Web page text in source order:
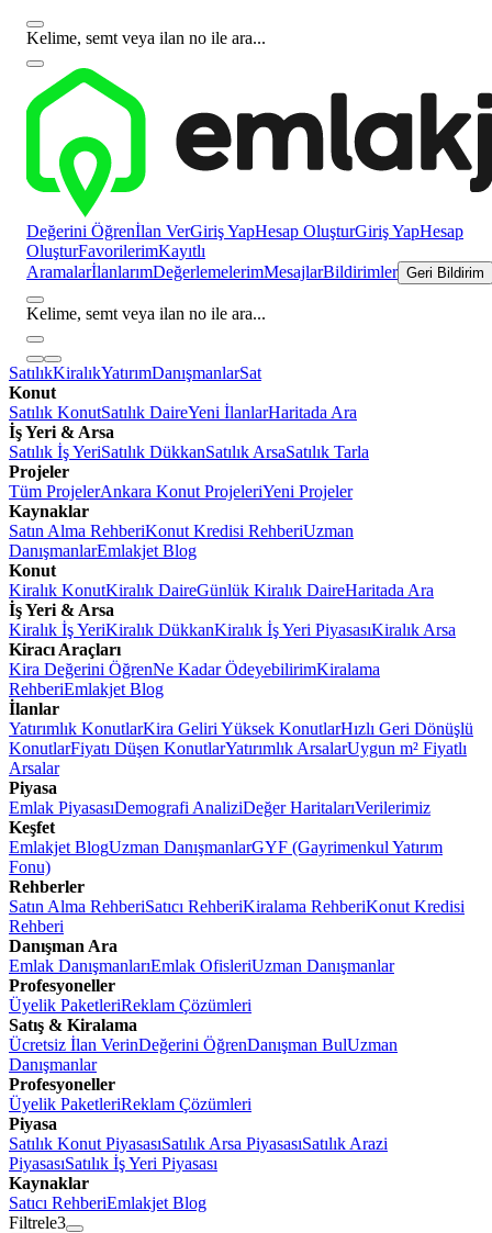
Kelime, semt veya ilan no ile ara...
Değerini Öğrenİlan VerGiriş YapHesap OluşturGiriş YapHesap
OluşturFavorilerimKayıtlı
AramalarİlanlarımDeğerlemelerimMesajlarBildirimler Geri Bildirim
Kelime, semt veya ilan no ile ara...
SatılıkKiralıkYatırımDanışmanlarSat
Konut
Satılık KonutSatılık DaireYeni İlanlarHaritada Ara
İş Yeri & Arsa
Satılık İş YeriSatılık DükkanSatılık ArsaSatılık Tarla
Projeler
Tüm ProjelerAnkara Konut ProjeleriYeni Projeler
Kaynaklar
Satın Alma RehberiKonut Kredisi RehberiUzman
DanışmanlarEmlakjet Blog
Konut
Kiralık KonutKiralık DaireGünlük Kiralık DaireHaritada Ara
İş Yeri & Arsa
Kiralık İş YeriKiralık DükkanKiralık İş Yeri PiyasasıKiralık Arsa
Kiracı Araçları
Kira Değerini ÖğrenNe Kadar ÖdeyebilirimKiralama
RehberiEmlakjet Blog
İlanlar
Yatırımlık KonutlarKira Geliri Yüksek KonutlarHızlı Geri Dönüşlü
KonutlarFiyatı Düşen KonutlarYatırımlık ArsalarUygun m² Fiyatlı
Arsalar
Piyasa
Emlak PiyasasıDemografi AnaliziDeğer HaritalarıVerilerimiz
Keşfet
Emlakjet BlogUzman DanışmanlarGYF (Gayrimenkul Yatırım
Fonu)
Rehberler
Satın Alma RehberiSatıcı RehberiKiralama RehberiKonut Kredisi
Rehberi
Danışman Ara
Emlak DanışmanlarıEmlak OfisleriUzman Danışmanlar
Profesyoneller
Üyelik PaketleriReklam Çözümleri
Satış & Kiralama
Ücretsiz İlan VerinDeğerini ÖğrenDanışman BulUzman
Danışmanlar
Profesyoneller
Üyelik PaketleriReklam Çözümleri
Piyasa
Satılık Konut PiyasasıSatılık Arsa PiyasasıSatılık Arazi
PiyasasıSatılık İş Yeri Piyasası
Kaynaklar
Satıcı RehberiEmlakjet Blog
Filtrele3